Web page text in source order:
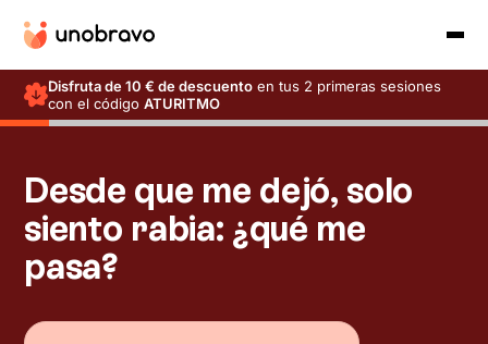
Disfruta de 10 € de descuento en tus 2 primeras sesiones
con el códigoATURITMO
Desde que me dejó, solo
siento rabia: ¿qué me
pasa?